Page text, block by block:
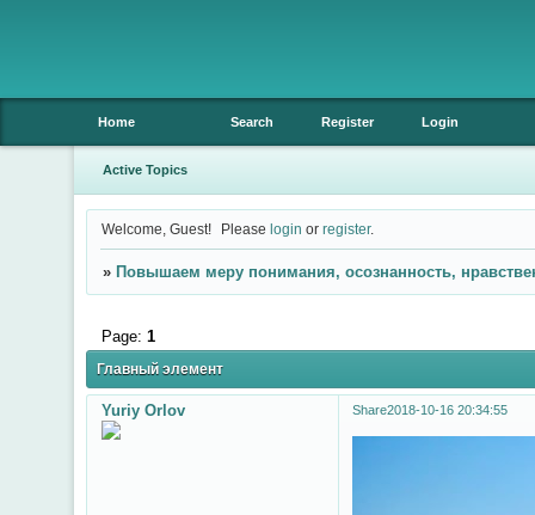
Home Search Register Login
Active Topics
Welcome, Guest! Pleaselogin orregister.
» Повышаем меру понимания, осознанность,
Главный элемент
Page: 1
Share2018-10-16 20:34:55
Yuriy Orlov